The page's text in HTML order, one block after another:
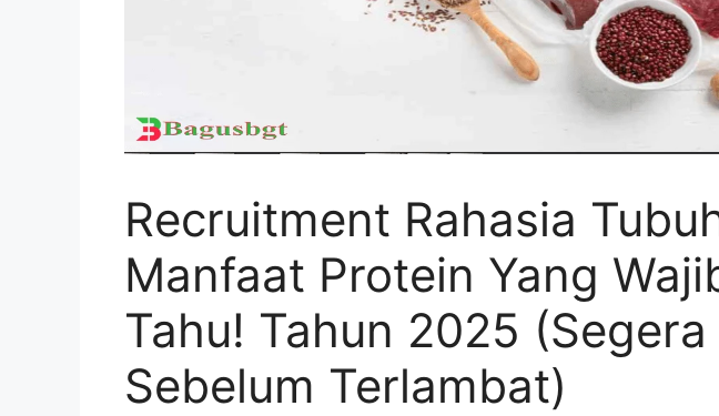
Recruitment Rahasia
Manfaat Protein Yang
Tahu! Tahun 2025
Sebelum Terlambat)